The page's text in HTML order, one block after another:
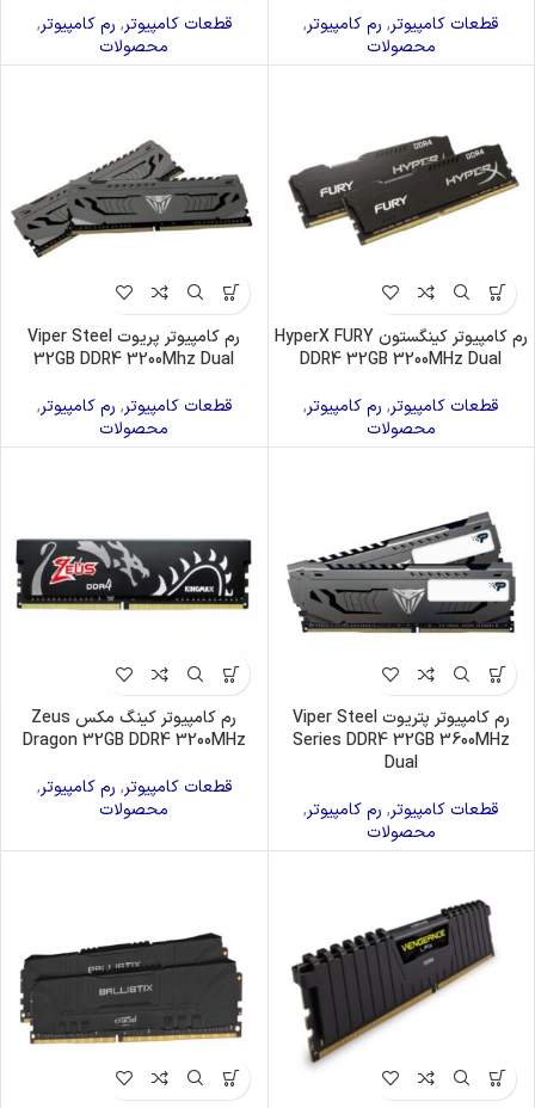
قطعات کامپیوتر, رم کامپیوتر,
محصولات
قطعات کامپیوتر, رم کامپیوتر,
محصولات
رم کامپیوتر کینگستون HyperX FURY
DDR4 32GB 3200MHz Dual
قطعات کامپیوتر, رم کامپیوتر,
محصولات
رم کامپیوتر پریوت Viper Steel
32GB DDR4 3200Mhz Dual
قطعات کامپیوتر, رم کامپیوتر,
محصولات
رم کامپیوتر پتریوت Viper Steel
Series DDR4 32GB 3600MHz
Dual
قطعات کامپیوتر, رم کامپیوتر,
محصولات
رم کامپیوتر کینگ مکس Zeus
Dragon 32GB DDR4 3200MHz
قطعات کامپیوتر, رم کامپیوتر,
محصولات